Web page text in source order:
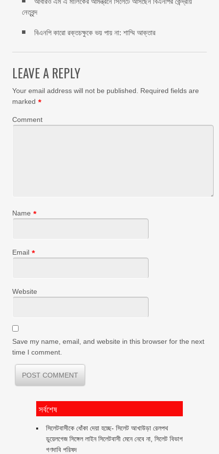
নেতৃবৃন্দ
বিএনপি কারো রক্তচক্ষুকে ভয় পায় না: শাম্মি আক্তার
LEAVE A REPLY
Your email address will not be published.
Required fields are
marked *
Comment
Name *
Email *
Website
Save my name, email, and website in this browser for the next
time I comment.
সর্বশেষ
‎সিলেটবাসীকে ধোঁকা দেয়া হচ্ছে- সিলেট আখাউড়া রেলপথ
ডুয়েলগেজ সিঙ্গেল লাইন সিলেটবাসী মেনে নেবে না, সিলেট বিভাগ
গণদাবি পরিষদ